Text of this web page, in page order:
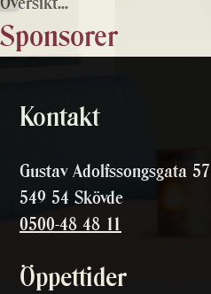
Sponsorer
Kontakt
Gustav Adolfssongsgata 57
549 54 Skövde
0500-48 48 11
Öppettider